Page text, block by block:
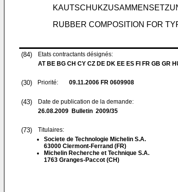
RUBBER COMPOSITION FOR
(84)
Etats contractants désignés:
AT BE BG CH CY CZ DE DK EE ES FI FR GB GR
(30) Priorité: 09.11.2006 FR 0609908
(43)
Date de publication de la demande:
26.08.2009 Bulletin 2009/35
(73)
Titulaires:
Societe de Technologie Michelin S.A.
63000 Clermont-Ferrand (FR)
Michelin Recherche et Technique S.A.
1763 Granges-Paccot (CH)